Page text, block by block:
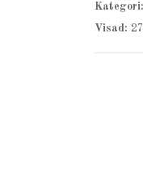
Kategori:
Visad: